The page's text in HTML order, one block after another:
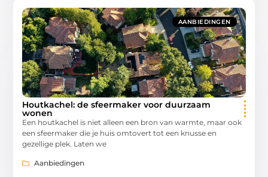
AANBIEDINGEN
Houtkachel: de sfeermaker voor duurzaam
wonen
Een houtkachel is niet alleen een bron van warmte, maar ook
een sfeermaker die je huis omtovert tot een knusse en
gezellige plek. Laten we
Aanbiedingen